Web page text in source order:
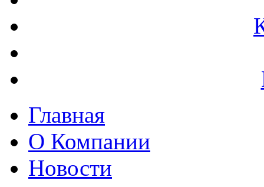
Главная
О Компании
Новости